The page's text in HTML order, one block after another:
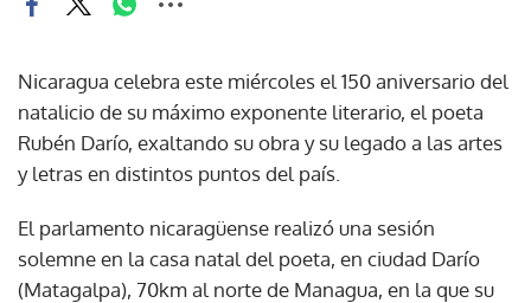
Nicaragua celebra este miércoles el 150 aniversario del
natalicio de su máximo exponente literario, el poeta
Rubén Darío, exaltando su obra y su legado a las artes
y letras en distintos puntos del país.
El parlamento nicaragüense realizó una sesión
solemne en la casa natal del poeta, en ciudad Darío
(Matagalpa), 70km al norte de Managua, en la que su